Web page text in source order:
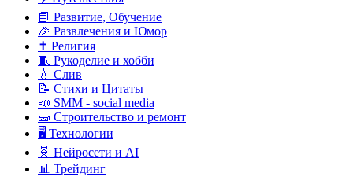
📘 Развитие, Обучение
🎉 Развлечения и Юмор
✝️ Религия
🧵 Рукоделие и хобби
💧 Слив
📝 Стихи и Цитаты
📣 SMM - social media
🧱 Строительство и ремонт
🖥️ Технологии
🧬 Нейросети и AI
📊 Трейдинг